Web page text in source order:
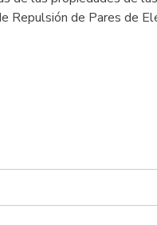
de Pares de